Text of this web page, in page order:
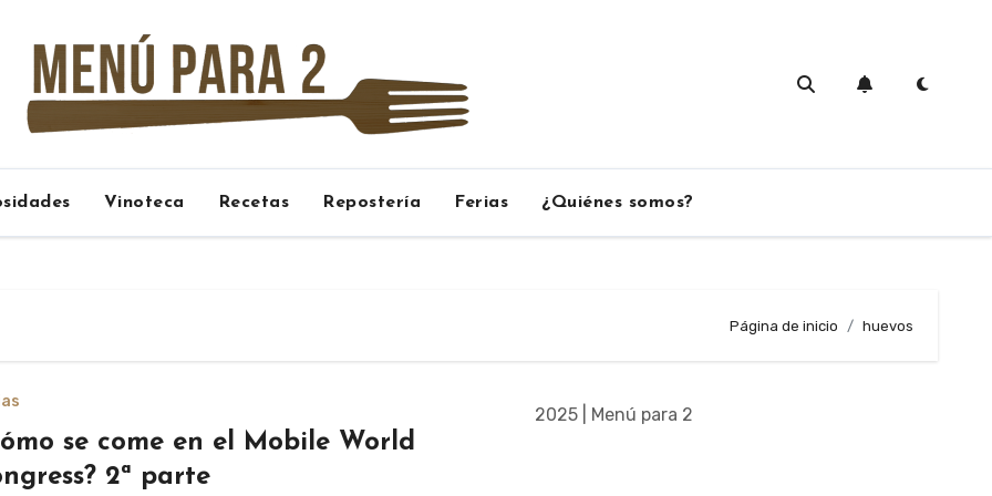
Vinoteca Recetas Repostería Ferias ¿Quiénes somos?
Página de inicio huevos
se come en el Mobile World
2ª parte
2025 | Menú para 2